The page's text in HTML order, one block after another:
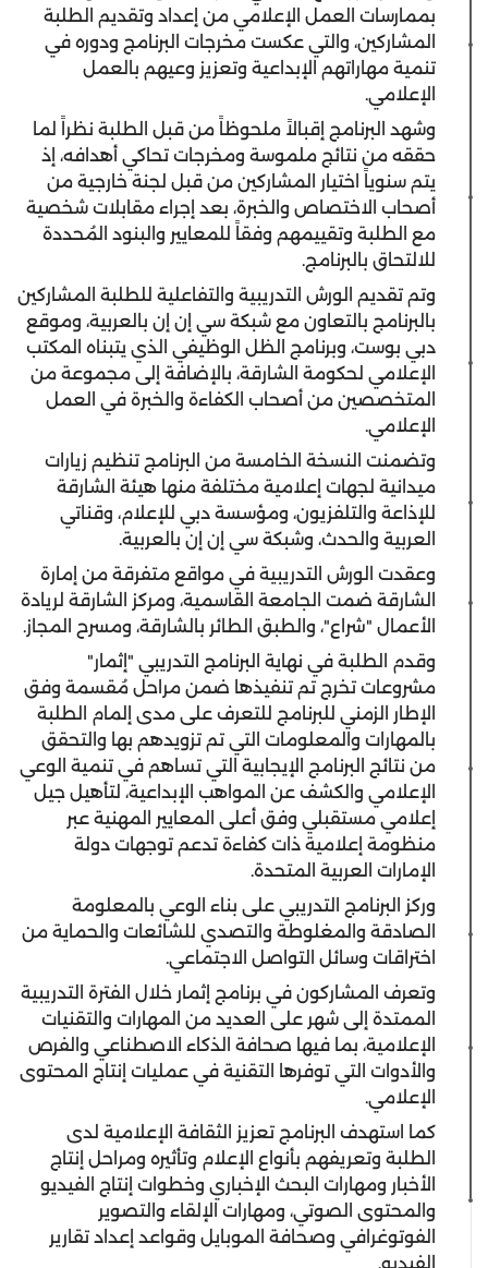
بممارسات العمل الإعلامي من إعداد وتقديم الطلبة
المشاركين، والتي عكست مخرجات البرنامج ودوره في
تنمية مهاراتهم الإبداعية وتعزيز وعيهم بالعمل
الإعلامي.
وشهد البرنامج إقبالاً ملحوظاً من قبل الطلبة نظراً لما
حققه من نتائج ملموسة ومخرجات تحاكي أهدافه، إذ
يتم سنوياً اختيار المشاركين من قبل لجنة خارجية من
أصحاب الاختصاص والخبرة، بعد إجراء مقابلات شخصية
مع الطلبة وتقييمهم وفقاً للمعايير والبنود المُحددة
للالتحاق بالبرنامج.
وتم تقديم الورش التدريبية والتفاعلية للطلبة المشاركين
بالبرنامج بالتعاون مع شبكة سي إن إن بالعربية، وموقع
دبي بوست، وبرنامج الظل الوظيفي الذي يتبناه المكتب
الإعلامي لحكومة الشارقة، بالإضافة إلى مجموعة من
المتخصصين من أصحاب الكفاءة والخبرة في العمل
الإعلامي.
وتضمنت النسخة الخامسة من البرنامج تنظيم زيارات
ميدانية لجهات إعلامية مختلفة منها هيئة الشارقة
للإذاعة والتلفزيون، ومؤسسة دبي للإعلام، وقناتي
العربية والحدث، وشبكة سي إن إن بالعربية.
وعقدت الورش التدريبية في مواقع متفرقة من إمارة
الشارقة ضمت الجامعة القاسمية، ومركز الشارقة لريادة
الأعمال "شراع"، والطبق الطائر بالشارقة، ومسرح المجاز.
وقدم الطلبة في نهاية البرنامج التدريبي "إثمار"
مشروعات تخرج تم تنفيذها ضمن مراحل مُقسمة وفق
الإطار الزمني للبرنامج للتعرف على مدى إلمام الطلبة
بالمهارات والمعلومات التي تم تزويدهم بها والتحقق
من نتائج البرنامج الإيجابية التي تساهم في تنمية الوعي
الإعلامي والكشف عن المواهب الإبداعية، لتأهيل جيل
إعلامي مستقبلي وفق أعلى المعايير المهنية عبر
منظومة إعلامية ذات كفاءة تدعم توجهات دولة
الإمارات العربية المتحدة.
وركز البرنامج التدريبي على بناء الوعي بالمعلومة
الصادقة والمغلوطة والتصدي للشائعات والحماية من
اختراقات وسائل التواصل الاجتماعي.
وتعرف المشاركون في برنامج إثمار خلال الفترة التدريبية
الممتدة إلى شهر على العديد من المهارات والتقنيات
الإعلامية، بما فيها صحافة الذكاء الاصطناعي والفرص
والأدوات التي توفرها التقنية في عمليات إنتاج المحتوى
الإعلامي.
كما استهدف البرنامج تعزيز الثقافة الإعلامية لدى
الطلبة وتعريفهم بأنواع الإعلام وتأثيره ومراحل إنتاج
الأخبار ومهارات البحث الإخباري وخطوات إنتاج الفيديو
والمحتوى الصوتي، ومهارات الإلقاء والتصوير
الفوتوغرافي وصحافة الموبايل وقواعد إعداد تقارير
الفيديو.